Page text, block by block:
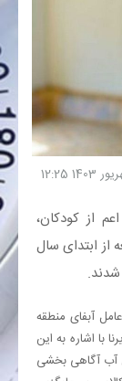
منطقه 4 تهران اعم از کودکان،
از ابتدای سال
آبفای منطقه
با اشاره به این
آب آگاهی ‌بخشی